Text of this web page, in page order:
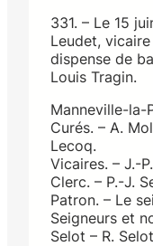
331. – Le 15
Leudet,
dispense de
Louis Tragin.
Manneville-la-
Curés. – A.
Lecoq.
Vicaires. – J.-
Clerc. – P.-J.
Patron. – Le
Seigneurs et
Selot – R.